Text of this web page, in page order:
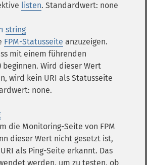
listen. Standardwert: none
string
FPM-Statusseite anzuzeigen.
mit einem führenden
Wird dieser Wert
wird kein URI als Statusseite
none.
die Monitoring-Seite von FPM
dieser Wert nicht gesetzt ist,
als Ping-Seite erkannt. Das
werden, um zu testen, ob